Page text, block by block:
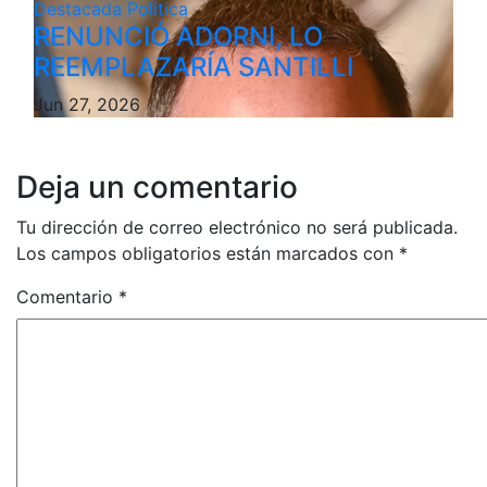
Destacada Politica
RENUNCIÓ ADORNI, LO
REEMPLAZARÍA SANTILLI
Jun 27, 2026
Deja un comentario
Tu dirección de correo electrónico no será publicada.
Los campos obligatorios están marcados con *
Comentario *